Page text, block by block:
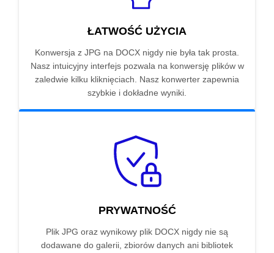
ŁATWOŚĆ UŻYCIA
Konwersja z JPG na DOCX nigdy nie była tak prosta.
Nasz intuicyjny interfejs pozwala na konwersję plików w
zaledwie kilku kliknięciach. Nasz konwerter zapewnia
szybkie i dokładne wyniki.
PRYWATNOŚĆ
Plik JPG oraz wynikowy plik DOCX nigdy nie są
dodawane do galerii, zbiorów danych ani bibliotek